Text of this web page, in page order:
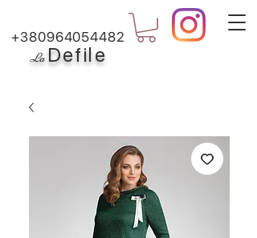
La Defile
+380964054482